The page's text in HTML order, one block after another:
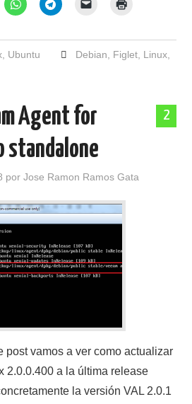
, Ubuntu Debian Figlet, Linux,
2
Agent for
standalone
porJose Ramon Ramos Gata
post vamos a ver como actualizar
2.0.0.400 a la última release
la versión VAL 2.0.1